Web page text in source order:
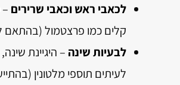
לכאבי ראש וכאבי שרירים
קלים כמו פרצטמול (בהתאם
לבעיות שינה – היגיינת
לעיתים תוספי מלטונין